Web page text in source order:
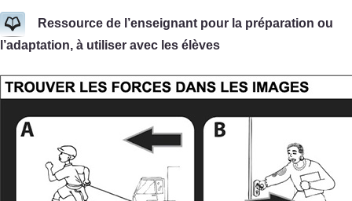
Ressource de l’enseignant pour la préparation ou
l’adaptation, à utiliser avec les élèves